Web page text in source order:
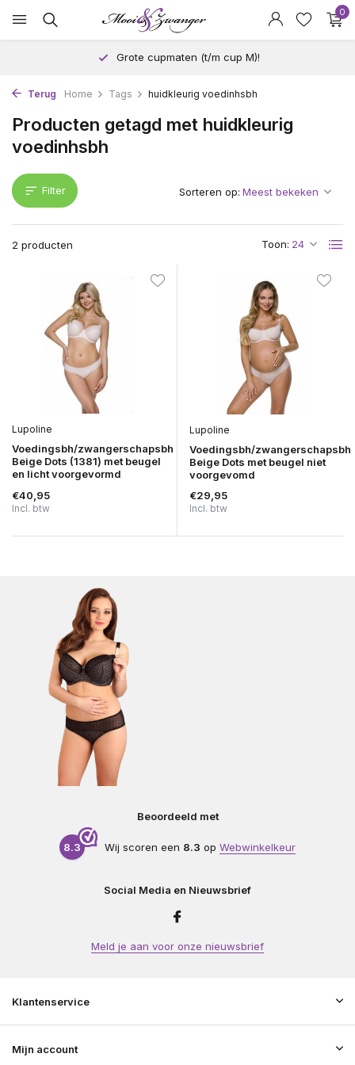
0
Grote cupmaten (t/m cup M)!
Terug Home Tags huidkleurig voedinhsbh
Producten getagd met huidkleurig
voedinhsbh
Filter
2 producten Toon:
Sorteren op:
Lupoline
Voedingsbh/zwangerschapsbh
Beige Dots (1381) met beugel
en licht voorgevormd
€40,95
Incl. btw
Lupoline
Voedingsbh/zwangerschapsbh
Beige Dots met beugel niet
voorgevomd
€29,95
Incl. btw
Beoordeeld met
8.3 Wij scoren een 8.3 op Webwinkelkeur
Social Media en Nieuwsbrief
Meld je aan voor onze nieuwsbrief
Klantenservice
Mijn account